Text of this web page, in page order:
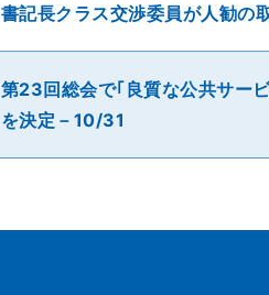
書記長クラス交渉委員が人勧
第23回総会で｢良質な公共サー
を決定－10/31